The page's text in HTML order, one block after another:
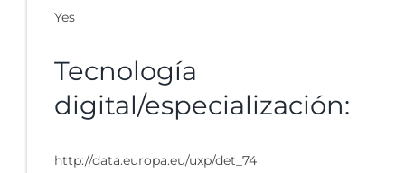
Yes
Tecnología
digital/especialización:
http://data.europa.eu/uxp/det_74